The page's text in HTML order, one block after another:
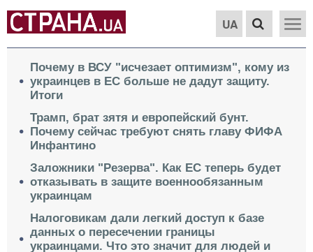
UA
Почему в ВСУ "исчезает оптимизм", кому из
украинцев в ЕС больше не дадут защиту.
Итоги
Трамп, брат зятя и европейский бунт.
Почему сейчас требуют снять главу ФИФА
Инфантино
Заложники "Резерва". Как ЕС теперь будет
отказывать в защите военнообязанным
украинцам
Налоговикам дали легкий доступ к базе
данных о пересечении границы
украинцами. Что это значит для людей и